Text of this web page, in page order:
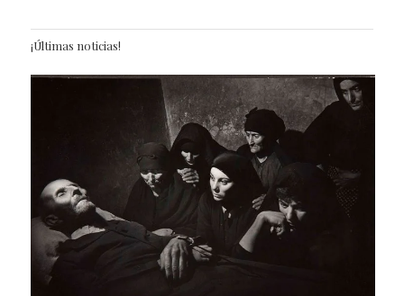
¡Últimas noticias!